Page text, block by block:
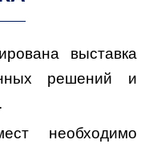
выставка
решений и
необходимо